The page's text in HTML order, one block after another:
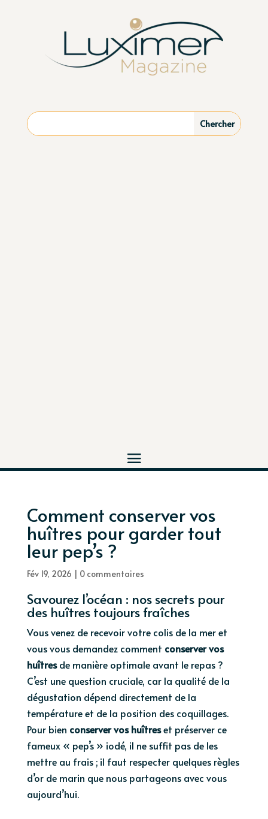
Comment conserver vos
huîtres pour garder tout
leur pep’s ?
Fév 19, 2026 | 0 commentaires
Savourez l’océan : nos secrets pour
des huîtres toujours fraîches
Vous venez de recevoir votre colis de la mer et
vous vous demandez comment conserver vos
huîtresde manière optimale avant le repas ?
C’est une question cruciale, car la qualité de la
dégustation dépend directement de la
température et de la position des coquillages.
Pour bien conserver vos huîtreset préserver ce
fameux « pep’s » iodé, il ne suffit pas de les
mettre au frais ; il faut respecter quelques règles
d’or de marin que nous partageons avec vous
aujourd’hui.